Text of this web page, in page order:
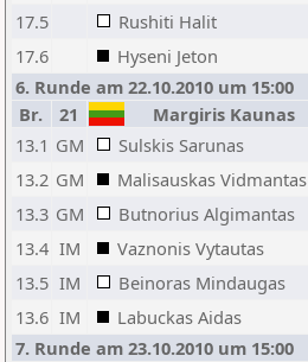
17.5
Rushiti Halit
17.6
Hyseni Jeton
6. Runde am 22.10.2010 um 15:00
Br.
21 Margiris Kaunas
13.1 GM Sulskis Sarunas
13.2 GM Malisauskas Vidmantas
13.3 GM Butnorius Algimantas
13.4 IM Vaznonis Vytautas
13.5 IM Beinoras Mindaugas
13.6 IM Labuckas Aidas
7. Runde am 23.10.2010 um 15:00